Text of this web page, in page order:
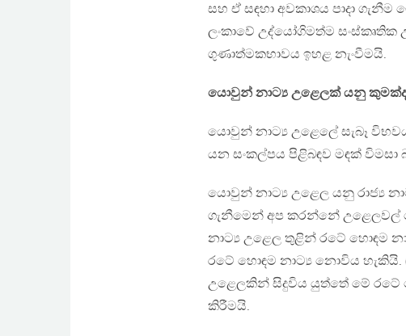
සහ ඒ සඳහා අවකාශය පාදා
ලංකාවේ උද්යෝගිමත්ම
ගුණාත්මකභාවය ඉහළ නැංවීමයි.
යොවුන් නාට්‍ය උළෙලක් යනු
යොවුන් නාට්‍ය උළෙලේ සැබෑ
යන සංකල්පය පිළිබඳව මඳක් විමසා
යොවුන් නාට්‍ය උළෙල යනු රාජ්‍ය
ගැනීමෙන් අප කරන්නේ උළෙලවල්
නාට්‍ය උළෙල තුළින් රටේ හොඳම
රටේ හොඳම නාට්‍ය නොවිය
උළෙලකින් සිදුවිය යුත්තේ මේ රටේ
කිරීමයි.